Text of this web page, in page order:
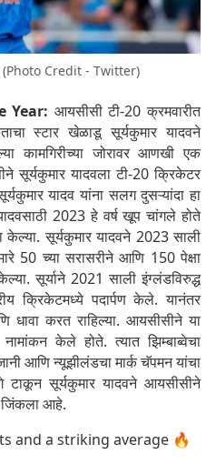
Credit - Twitter)
Year: आयसीसी टी-20 क्रमवारीत
स्टार खेळाडू सूर्यकुमार यादवने
कामगिरीच्या जोरावर आणखी एक
सूर्यकुमार यादवला टी-20 क्रिकेटर
यादव यांना सलग दुसऱ्यांदा हा
2023 हे वर्ष खूप चांगले होते
सूर्यकुमार यादवने 2023 साली
50 च्या सरासरीने आणि 150 पेक्षा
सूर्याने 2021 साली इंग्लंडविरुद्ध
क्रिकेटमध्ये पदार्पण केले. यानंतर
धावा करत राहिल्या. आयसीसीने या
केले होते. त्यात झिम्बाब्वेचा
आणि न्यूझीलंडचा मार्क चॅपमन यांचा
टाकून सूर्यकुमार यादवने आयसीसीने
आहे.
and a striking average 🔥